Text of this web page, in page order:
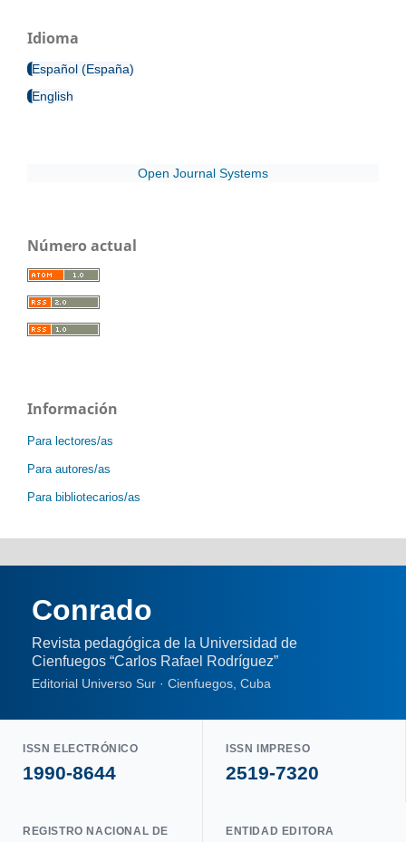
Idioma
Español (España)
English
Open Journal Systems
Número actual
Información
Para lectores/as
Para autores/as
Para bibliotecarios/as
Conrado
Revista pedagógica de la Universidad de
Cienfuegos “Carlos Rafael Rodríguez”
Editorial Universo Sur · Cienfuegos, Cuba
ISSN ELECTRÓNICO
1990-8644
ISSN IMPRESO
2519-7320
REGISTRO NACIONAL DE
ENTIDAD EDITORA